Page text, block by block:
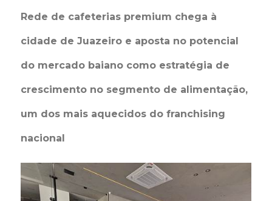
Rede de cafeterias premium chega à
cidade de Juazeiro e aposta no potencial
do mercado baiano como estratégia de
crescimento no segmento de alimentação,
um dos mais aquecidos do franchising
nacional